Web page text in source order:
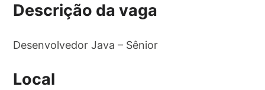
Descrição da vaga
Desenvolvedor Java – Sênior
Local